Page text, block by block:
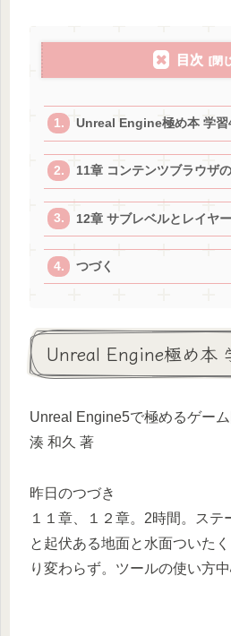
目次
Unreal Engine極め本 学習
11章 コンテンツブラウザ
12章 サブレベルとレイヤー
つづく
Unreal Engine極め本
Unreal Engine5で極めるゲー
湊 和久 著
昨日のつづき
１１章、１２章。2時間。ステ
と起伏ある地面と水面ついた
り変わらず。ツールの使い方中